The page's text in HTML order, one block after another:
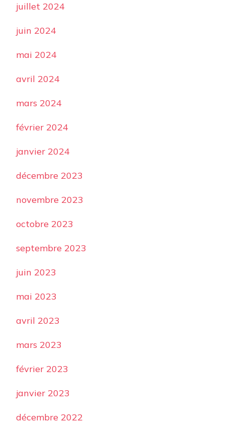
juillet 2024
juin 2024
mai 2024
avril 2024
mars 2024
février 2024
janvier 2024
décembre 2023
novembre 2023
octobre 2023
septembre 2023
juin 2023
mai 2023
avril 2023
mars 2023
février 2023
janvier 2023
décembre 2022